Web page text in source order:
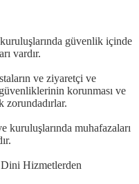
güvenlik içinde
vardır.
ve ziyaretçi ve
korunması ve
zorundadırlar.
kuruluşlarında muhafazaları
Hizmetlerden